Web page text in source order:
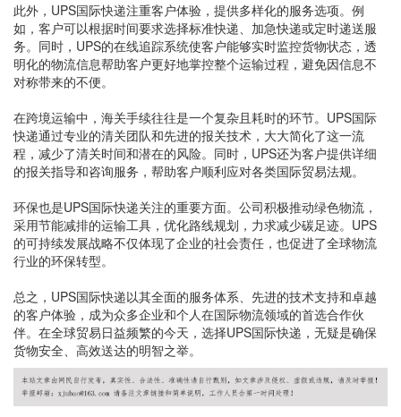
此外，UPS国际快递注重客户体验，提供多样化的服务选项。例
如，客户可以根据时间要求选择标准快递、加急快递或定时递送服
务。同时，UPS的在线追踪系统使客户能够实时监控货物状态，透
明化的物流信息帮助客户更好地掌控整个运输过程，避免因信息不
对称带来的不便。
在跨境运输中，海关手续往往是一个复杂且耗时的环节。UPS国际
快递通过专业的清关团队和先进的报关技术，大大简化了这一流
程，减少了清关时间和潜在的风险。同时，UPS还为客户提供详细
的报关指导和咨询服务，帮助客户顺利应对各类国际贸易法规。
环保也是UPS国际快递关注的重要方面。公司积极推动绿色物流，
采用节能减排的运输工具，优化路线规划，力求减少碳足迹。UPS
的可持续发展战略不仅体现了企业的社会责任，也促进了全球物流
行业的环保转型。
总之，UPS国际快递以其全面的服务体系、先进的技术支持和卓越
的客户体验，成为众多企业和个人在国际物流领域的首选合作伙
伴。在全球贸易日益频繁的今天，选择UPS国际快递，无疑是确保
货物安全、高效送达的明智之举。